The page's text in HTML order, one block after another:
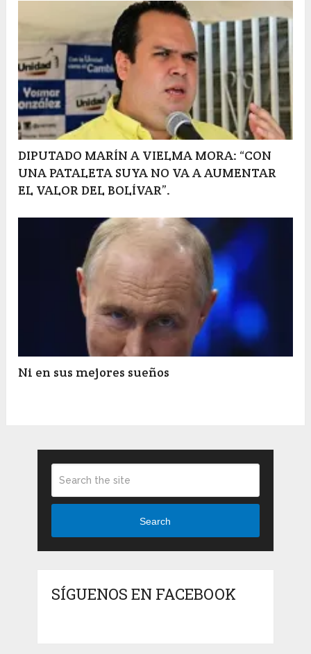
DIPUTADO MARÍN A VIELMA MORA: “CON
UNA PATALETA SUYA NO VA A AUMENTAR
EL VALOR DEL BOLÍVAR”.
Ni en sus mejores sueños
Search
SÍGUENOS EN FACEBOOK